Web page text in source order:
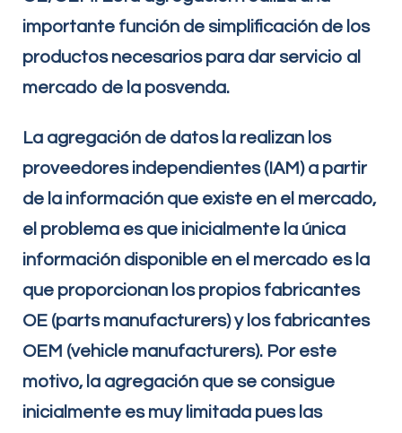
importante función de simplificación de los
productos necesarios para dar servicio al
mercado de la posvenda.
La agregación de datos la realizan los
proveedores independientes (IAM) a partir
de la información que existe en el mercado,
el problema es que inicialmente la única
información disponible en el mercado es la
que proporcionan los propios fabricantes
OE (parts manufacturers) y los fabricantes
OEM (vehicle manufacturers). Por este
motivo, la agregación que se consigue
inicialmente es muy limitada pues las